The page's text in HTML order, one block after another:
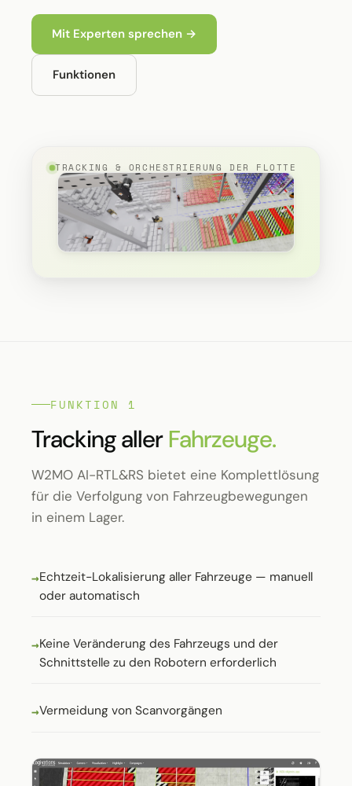
Mit Experten sprechen →
Funktionen
TRACKING & ORCHESTRIERUNG DER FLOTTE
FUNKTION 1
Tracking allerFahrzeuge.
W2MO AI-RTL&RS bietet eine Komplettlösung
für die Verfolgung von Fahrzeugbewegungen
in einem Lager.
Echtzeit-Lokalisierung aller Fahrzeuge — manuell
oder automatisch
Keine Veränderung des Fahrzeugs und der
Schnittstelle zu den Robotern erforderlich
Vermeidung von Scanvorgängen